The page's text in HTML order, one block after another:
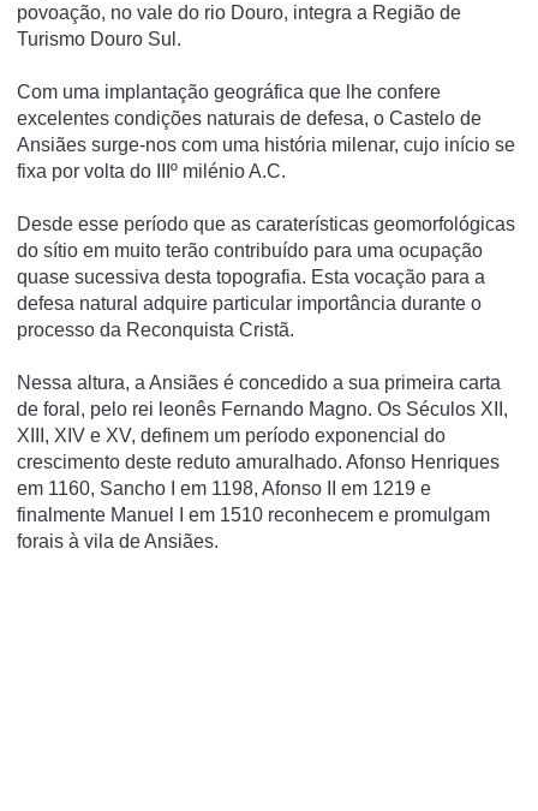
povoação, no vale do rio Douro, integra a Região de
Turismo Douro Sul.
Com uma implantação geográfica que lhe confere
excelentes condições naturais de defesa, o Castelo de
Ansiães surge-nos com uma história milenar, cujo início se
fixa por volta do IIIº milénio A.C.
Desde esse período que as caraterísticas geomorfológicas
do sítio em muito terão contribuído para uma ocupação
quase sucessiva desta topografia. Esta vocação para a
defesa natural adquire particular importância durante o
processo da Reconquista Cristã.
Nessa altura, a Ansiães é concedido a sua primeira carta
de foral, pelo rei leonês Fernando Magno. Os Séculos XII,
XIII, XIV e XV, definem um período exponencial do
crescimento deste reduto amuralhado. Afonso Henriques
em 1160, Sancho I em 1198, Afonso II em 1219 e
finalmente Manuel I em 1510 reconhecem e promulgam
forais à vila de Ansiães.